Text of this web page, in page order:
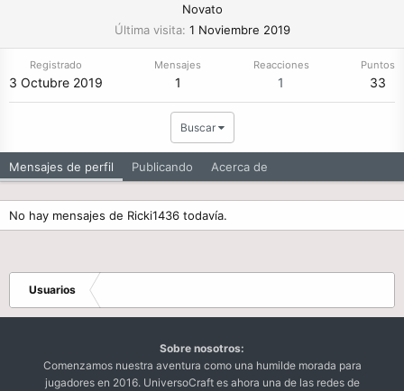
Novato
Última visita 1 Noviembre 2019
Registrado
3 Octubre 2019
Mensajes
1
Reacciones
1
Puntos
33
Buscar
Mensajes de perfil Publicando Acerca de
No hay mensajes de Ricki1436 todavía.
Usuarios
Sobre nosotros:
Comenzamos nuestra aventura como una humilde morada para
jugadores en 2016. UniversoCraft es ahora una de las redes de